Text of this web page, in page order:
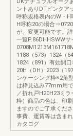
ントありDTピンクア
呼称規格表内のW・H
H呼称20の場合
が、変更可能です。
一覧P.86DHHSWW
1188（573）1324（
1824（891）有効開
20H（DH）2023（
ンケーシング枠※2角
は枠見込み77mm用
／折れ戸H20H23ミ
枠）商品の色は、印
ますのでご了承くだ
事費、運賃等は含ま
カタログ